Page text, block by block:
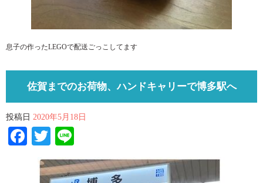
息子の作ったLEGOで配送ごっこしてます
佐賀までのお荷物、ハンドキャリーで博多駅へ
投稿日 2020年5月18日
Facebook
Twitter